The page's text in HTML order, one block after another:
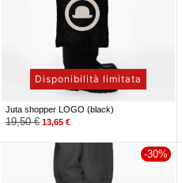
Disponibilità limitata
Juta shopper LOGO (black)
19,50€ 13,65 €
-30%